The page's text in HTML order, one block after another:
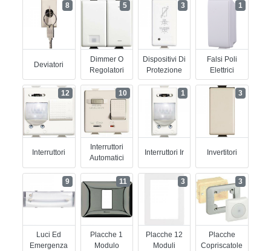
Deviatori
8
Dimmer O
Regolatori
5
Dispositivi Di
Protezione
3
Falsi Poli
Elettrici
1
Interruttori
12
Interruttori
Automatici
10
Interruttori Ir
1
Invertitori
3
Luci Ed
Emergenza
9
Placche 1
Modulo
11
Placche 12
Moduli
3
Placche
Copriscatole
3